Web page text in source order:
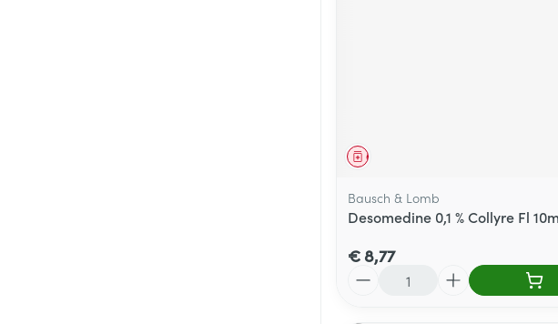
Geneesmiddel
Bausch & Lomb
Desomedine 0,1 % Collyre Fl
€ 8,77